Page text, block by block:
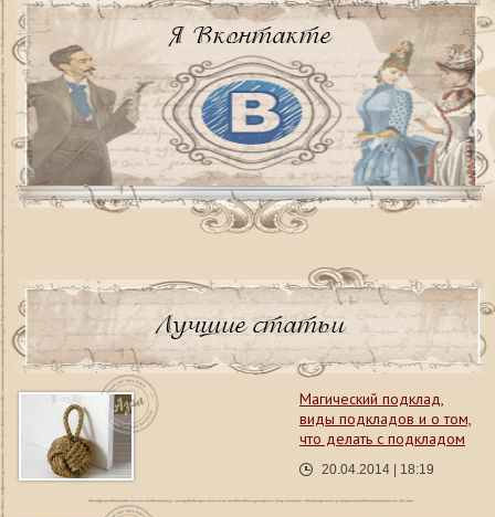
Я Вконтакте
Лучшие статьи
Магический подклад,
виды подкладов и о том,
что делать с подкладом
20.04.2014 | 18:19